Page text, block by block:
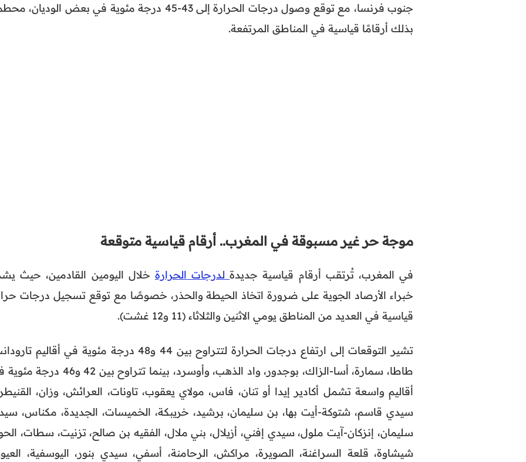
جنوب فرنسا، مع توقع وصول درجات الحرارة إلى 43-45 درجة مئوية في بعض الوديان،
بذلك أرقامًا قياسية في المناطق المرتفعة.
موجة حر غير مسبوقة في المغرب.. أرقام قياسية متوقعة
في المغرب، تُرتقب أرقام قياسية جديدةلدرجات الحرارة خلال اليومين القادمين، حيث
خبراء الأرصاد الجوية على ضرورة اتخاذ الحيطة والحذر، خصوصًا مع توقع تسجيل درجات
قياسية في العديد من المناطق يومي الاثنين والثلاثاء (11 و12 غشت).
تشير التوقعات إلى ارتفاع درجات الحرارة لتتراوح بين 44 و48 درجة مئوية في أقاليم
طاطا، سمارة، أسا-الزاك، بوجدور، واد الذهب، وأوسرد، بينما تتراوح بين 42
أقاليم واسعة تشمل أكادير إيدا أو تنان، فاس، مولاي يعقوب، تاونات، العرائش، وزان،
سيدي قاسم، شتوكة-أيت بها، بن سليمان، برشيد، خريبكة، الخميسات، الجديدة، مكناس،
سليمان، إنزكان-آيت ملول، سيدي إفني، أزيلال، بني ملال، الفقيه بن صالح، تزنيت، سطات،
شيشاوة، قلعة السراغنة، الصويرة، مراكش، الرحامنة، أسفي، سيدي بنور، اليوسفية،